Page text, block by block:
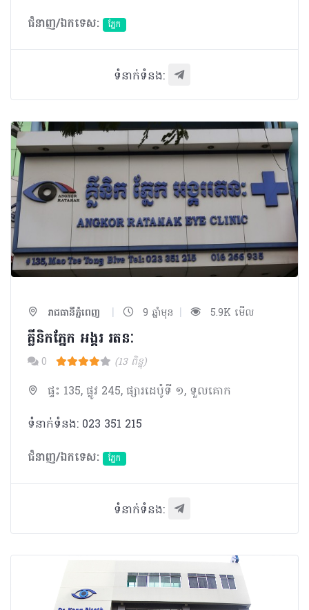
ជំនាញ/ឯកទេស:
ភ្នែក​
ទំនាក់ទំនង:
រាជធានីភ្នំពេញ | 9 ឆ្នាំមុន | 5.9K មើល
គ្លីនិកភ្នែក អង្គរ រតនៈ
0 (13 ពិន្ទុ)
ផ្ទះ 135, ផ្លូវ 245, ផ្សារដេប៉ូទី ១, ទួលគោក
ទំនាក់ទំនង: 023 351 215
ជំនាញ/ឯកទេស:
ភ្នែក​
ទំនាក់ទំនង: